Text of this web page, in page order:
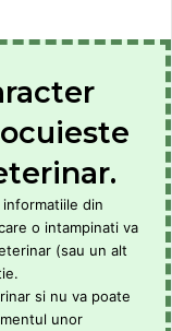
din
o intampinati va
(sau un alt
si nu va poate
unor